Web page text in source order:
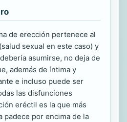
de erección pertenece al
sexual en este caso) y
asumirse, no deja de
además de íntima y
e incluso puede ser
las disfunciones
eréctil es la que más
padece por encima de la